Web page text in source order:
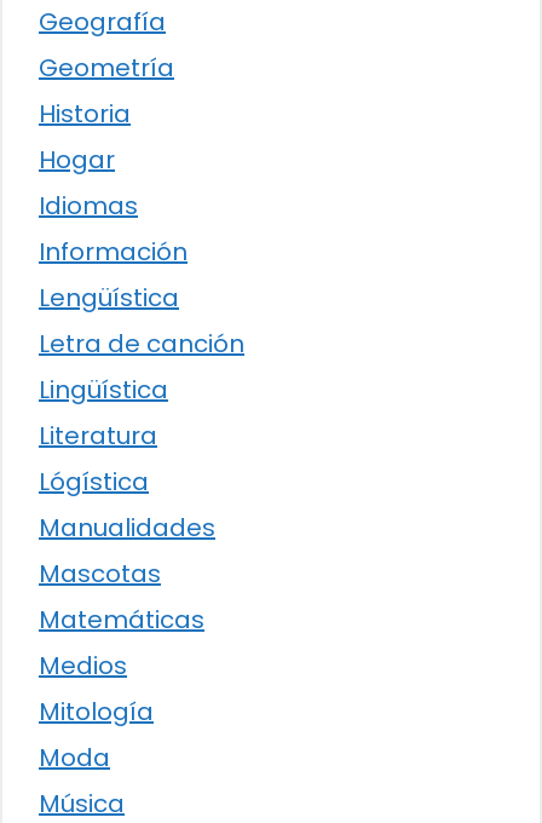
Geografía
Geometría
Historia
Hogar
Idiomas
Información
Lengüística
Letra de canción
Lingüística
Literatura
Lógística
Manualidades
Mascotas
Matemáticas
Medios
Mitología
Moda
Música